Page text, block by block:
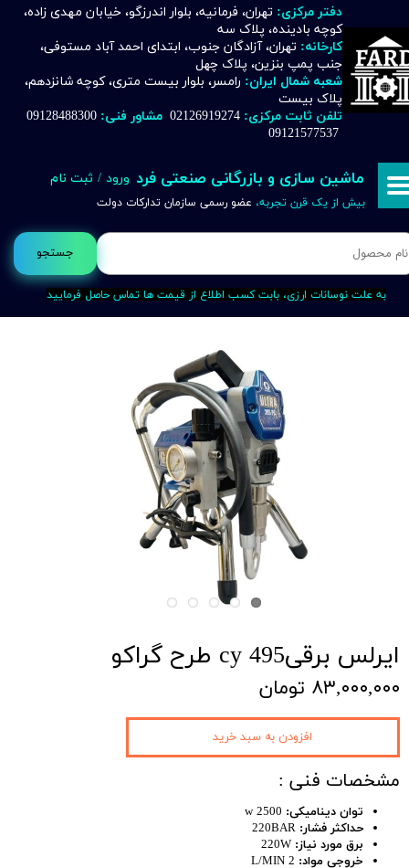
جستجو
دفتر مرکزی: تهران، فرمانیه، بلوار اندرزگو، خیابان مهدی زاده،
کوچه بادینده، پلاک سه
کارخانه: تهران، آزادگان جنوب، ابتدای احمد آباد مستوفی،
جنب پمپ بنزین، پلاک چهل
شعبه شمال ایران: رامسر، بلوار بیست متری، کوچه شانزدهم،
پلاک بیست
تلفن ثابت مرکزی: 02126919274 مشاور فنی:
09121577537
ماشین سازی و بازرگانی صنعتی فرد
بیش از یک قرن تجربه، عضو رسمی سازمان تدارکات دولت
ورود / ثبت نام
حساب کاربری من
تغییر گذر واژه
خروج از حساب کاربری
به علت نوسانات ارزی، بابت کسب اطلاع از قیمت ها تماس حاصل فرمایید
ایرلس برقیcy 495 طرح گراکو
۸۳,۰۰۰,۰۰۰ تومان
مشخصات فنی :
توان دینامیکی:
حداکثر فشار:
برق مورد نیاز:
خروجی مواد:
افزودن به سبد خرید